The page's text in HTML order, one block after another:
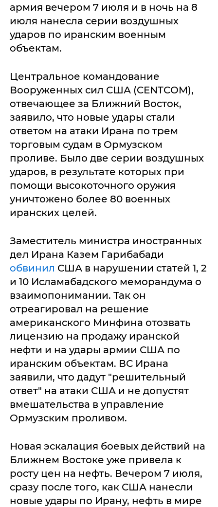
армия вечером 7 июля и в ночь на 8
июля нанесла серии воздушных
ударов по иранским военным
объектам.
Центральное командование
Вооруженных сил США (CENTCOM),
отвечающее за Ближний Восток,
заявило, что новые удары стали
ответом на атаки Ирана по трем
торговым судам в Ормузском
проливе. Было две серии воздушных
ударов, в результате которых при
помощи высокоточного оружия
уничтожено более 80 военных
иранских целей.
Заместитель министра иностранных
дел Ирана Казем Гарибабади
обвинил США в нарушении статей 1, 2
и 10 Исламабадского меморандума о
взаимопонимании. Так он
отреагировал на решение
американского Минфина отозвать
лицензию на продажу иранской
нефти и на удары армии США по
иранским объектам. ВС Ирана
заявили, что дадут "решительный
ответ" на атаки США и не допустят
вмешательства в управление
Ормузским проливом.
Новая эскалация боевых действий на
Ближнем Востоке уже привела к
росту цен на нефть. Вечером 7 июля,
сразу после того, как США нанесли
новые удары по Ирану, нефть в мире